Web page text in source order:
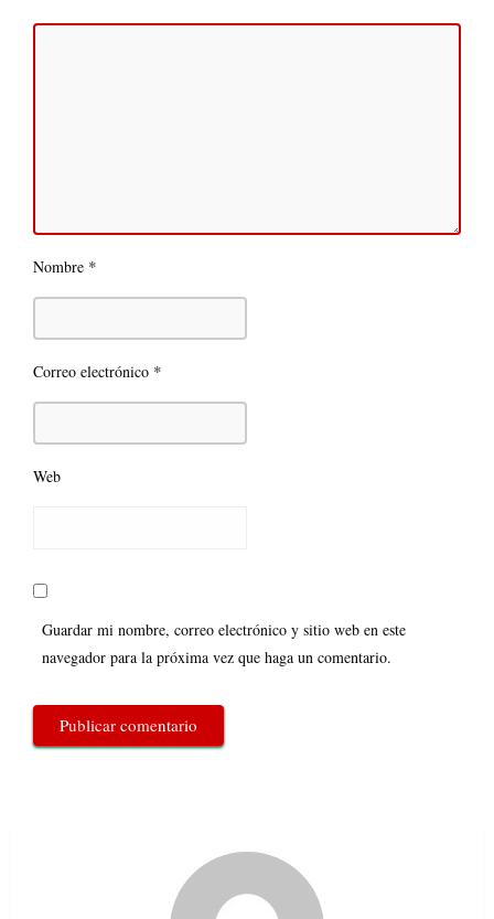
Nombre *
Correo electrónico *
Web
Guardar mi nombre, correo electrónico y sitio web en este
navegador para la próxima vez que haga un comentario.